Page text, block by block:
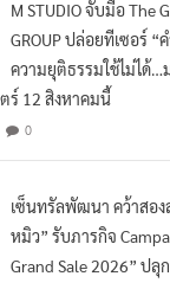
M STUDIO จับมือ The
GROUP ปล่อยทีเซอร์
ความยุติธรรมใช้ไม่ได้
ร์ 12 สิงหาคมนี้
0
เซ็นทรัลพัฒนา คว้าสอ
หมิว” รับภารกิจ
Grand Sale 2026” ปลุ